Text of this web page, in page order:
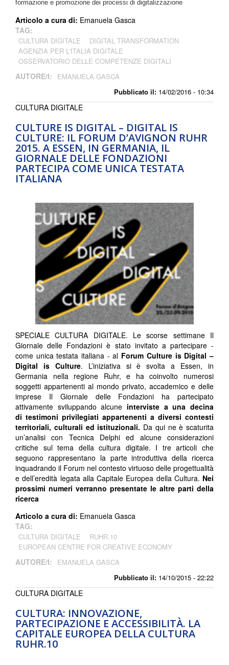
Pubblicato il: 14/02/2016 - 10:34
formazione e promozione dei processi di digitalizzazione
Articolo a cura di: Emanuela Gasca
TAG:
CULTURA DIGITALE
DIGITAL TRANSFORMATION
AGENZIA PER L'ITALIA DIGITALE
OSSERVATORIO DELLE COMPETENZE DIGITALI
AUTORE/I: EMANUELA GASCA
CULTURE IS DIGITAL – DIGITAL IS
CULTURE: IL FORUM D’AVIGNON RUHR
2015. A ESSEN, IN GERMANIA, IL
GIORNALE DELLE FONDAZIONI
PARTECIPA COME UNICA TESTATA
ITALIANA
Pubblicato il: 14/10/2015 - 22:22
CULTURA DIGITALE
SPECIALE CULTURA DIGITALE. Le scorse settimane Il
Giornale delle Fondazioni è stato invitato a partecipare -
come unica testata italiana - al Forum Culture is Digital –
Digital is Culture. L’iniziativa si è svolta a Essen, in
Germania nella regione Ruhr, e ha coinvolto numerosi
soggetti appartenenti al mondo privato, accademico e delle
imprese Il Giornale delle Fondazioni ha partecipato
attivamente sviluppando alcune interviste a una decina
di testimoni privilegiati appartenenti a diversi contesti
territoriali, culturali ed istituzionali. Da qui ne è scaturita
un’analisi con Tecnica Delphi ed alcune considerazioni
critiche sul tema della cultura digitale. I tre articoli che
seguono rappresentano la parte introduttiva della ricerca
inquadrando il Forum nel contesto virtuoso delle progettualità
e dell’eredità legata alla Capitale Europea della Cultura. Nei
prossimi numeri verranno presentate le altre parti della
ricerca
Articolo a cura di: Emanuela Gasca
TAG:
CULTURA DIGITALE
RUHR.10
EUROPEAN CENTRE FOR CREATIVE ECONOMY
AUTORE/I: EMANUELA GASCA
CULTURA: INNOVAZIONE,
PARTECIPAZIONE E ACCESSIBILITÀ. LA
CAPITALE EUROPEA DELLA CULTURA
RUHR.10
CULTURA DIGITALE